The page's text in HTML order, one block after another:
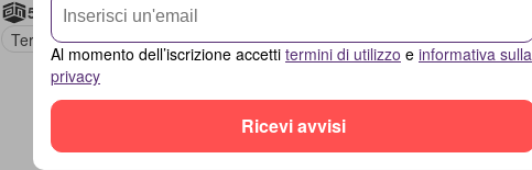
5 Locali
3 Bagni
150 m²
Terrazzo
Al momento dell’iscrizione accetti termini di utilizzo e informativa sulla
privacy
Ricevi avvisi